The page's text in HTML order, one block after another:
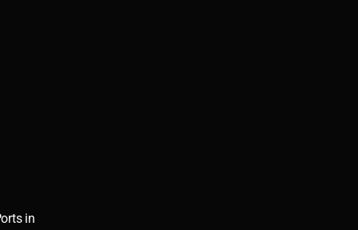
in